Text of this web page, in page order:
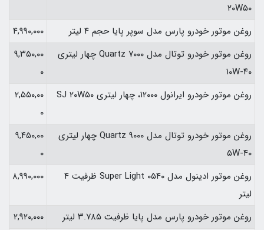
۲۰W۵۰
روغن موتور خودرو پارس مدل سوپر پایا حجم ۴ لیتر
۴,۹۹۰,۰۰۰
روغن موتور خودرو توتال مدل Quartz ۷۰۰۰ چهار لیتری
۱۰W-۴۰
۹,۳۵۰,۰۰
۰
روغن موتور خودرو ایرانول ۱۲۰۰۰، چهار لیتری SJ ۲۰W۵۰
۲,۵۵۰,۰۰
۰
روغن موتور خودرو توتال مدل Quartz ۹۰۰۰ چهار لیتری
۵W-۴۰
۹,۴۵۰,۰۰
۰
روغن موتور ادینول مدل Super Light ۰۵۴۰ ظرفیت ۴
لیتر
۸,۹۹۰,۰۰۰
روغن موتور خودرو پارس مدل پایا ظرفیت ۳.۷۸۵ لیتر ۲,۹۲۰,۰۰۰